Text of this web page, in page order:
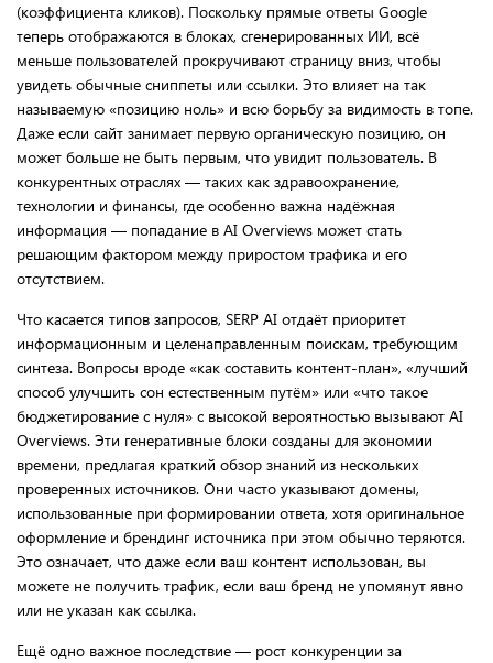
(коэффициента кликов). Поскольку прямые ответы Google
теперь отображаются в блоках, сгенерированных ИИ, всё
меньше пользователей прокручивают страницу вниз, чтобы
увидеть обычные сниппеты или ссылки. Это влияет на так
называемую «позицию ноль» и всю борьбу за видимость в топе.
Даже если сайт занимает первую органическую позицию, он
может больше не быть первым, что увидит пользователь. В
конкурентных отраслях — таких как здравоохранение,
технологии и финансы, где особенно важна надёжная
информация — попадание в AI Overviews может стать
решающим фактором между приростом трафика и его
отсутствием.
Что касается типов запросов, SERP AI отдаёт приоритет
информационным и целенаправленным поискам, требующим
синтеза. Вопросы вроде «как составить контент-план», «лучший
способ улучшить сон естественным путём» или «что такое
бюджетирование с нуля» с высокой вероятностью вызывают AI
Overviews. Эти генеративные блоки созданы для экономии
времени, предлагая краткий обзор знаний из нескольких
проверенных источников. Они часто указывают домены,
использованные при формировании ответа, хотя оригинальное
оформление и брендинг источника при этом обычно теряются.
Это означает, что даже если ваш контент использован, вы
можете не получить трафик, если ваш бренд не упомянут явно
или не указан как ссылка.
Ещё одно важное последствие — рост конкуренции за